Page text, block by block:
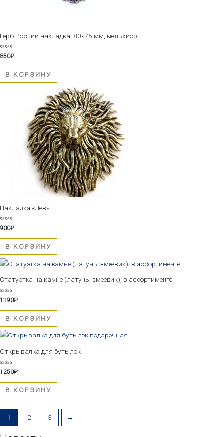
Герб России накладка, 80х75 мм, мельхиор
Оценка
из
850₽
В КОРЗИНУ
Накладка «Лев»
Оценка
из
900₽
В КОРЗИНУ
Статуэтка на камне (латунь, змеевик), в ассортименте
Оценка
0
из
1190₽
В КОРЗИНУ
Открывалка для бутылок
Оценка
0
из
1250₽
В КОРЗИНУ
1 2 3 →